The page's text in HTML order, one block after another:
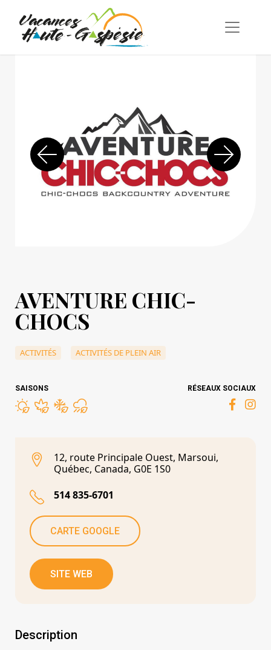
AVENTURE CHIC-
CHOCS
ACTIVITÉS ACTIVITÉS DE PLEIN AIR
SAISONS RÉSEAUX SOCIAUX
12, route Principale Ouest, Marsoui,
Québec, Canada, G0E 1S0
514 835-6701
CARTE GOOGLE
SITE WEB
Description